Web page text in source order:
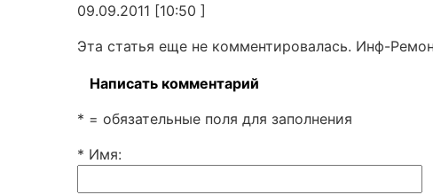
09.09.2011 [10:50 ]
Эта статья еще не комментировалась. Инф-
Написать комментарий
* = обязательные поля для заполнения
* Имя: